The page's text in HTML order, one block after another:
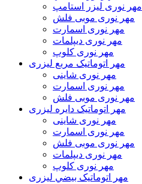
مهر نوری لیزر استامپ
مهر نوری موبی فلش
مهر نوری اسمارت
مهر نوری ديپلمات
مهر نوری کلوپ
مهر اتوماتیک مربع لیزری
مهر نوری شاینی
مهر نوری اسمارت
مهر نوری موبی فلش
مهر اتوماتیک دايره لیزری
مهر نوری شاینی
مهر نوری اسمارت
مهر نوری موبی فلش
مهر نوری دیپلمات
مهر نوری کلوپ
مهر اتوماتیک بيضي لیزری